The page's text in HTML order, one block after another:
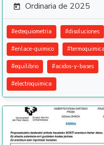
 Ordinaria de 2025
#estequiometria #disoluciones
#enlace-quimico #termoquimica
#equilibrio #acidos-y-bases
#electroquimica